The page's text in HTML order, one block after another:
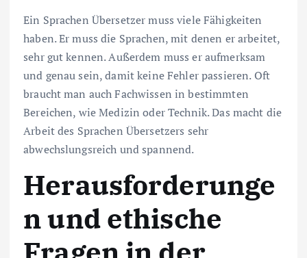
Ein Sprachen Übersetzer muss viele Fähigkeiten
haben. Er muss die Sprachen, mit denen er arbeitet,
sehr gut kennen. Außerdem muss er aufmerksam
und genau sein, damit keine Fehler passieren. Oft
braucht man auch Fachwissen in bestimmten
Bereichen, wie Medizin oder Technik. Das macht die
Arbeit des Sprachen Übersetzers sehr
abwechslungsreich und spannend.
Herausforderunge
n und ethische